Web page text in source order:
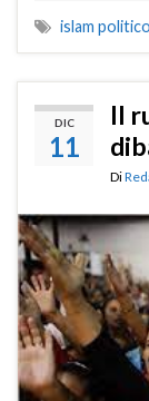
islam politico
DIC
11
Il
Di